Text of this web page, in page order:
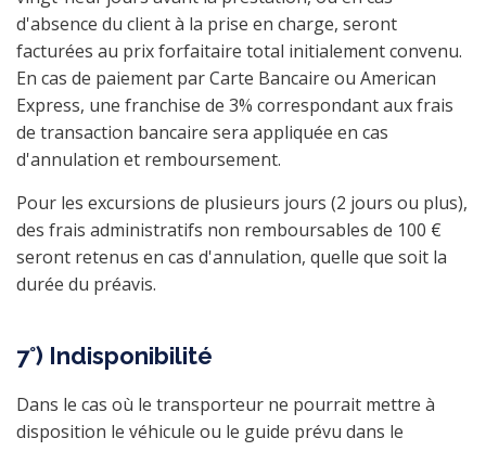
d'absence du client à la prise en charge, seront
facturées au prix forfaitaire total initialement convenu.
En cas de paiement par Carte Bancaire ou American
Express, une franchise de 3% correspondant aux frais
de transaction bancaire sera appliquée en cas
d'annulation et remboursement.
Pour les excursions de plusieurs jours (2 jours ou plus),
des frais administratifs non remboursables de 100 €
seront retenus en cas d'annulation, quelle que soit la
durée du préavis.
7°) Indisponibilité
Dans le cas où le transporteur ne pourrait mettre à
disposition le véhicule ou le guide prévu dans le